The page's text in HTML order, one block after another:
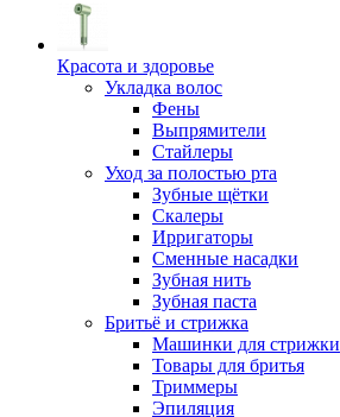
Красота и здоровье
Укладка волос
Фены
Выпрямители
Стайлеры
Уход за полостью рта
Зубные щётки
Скалеры
Ирригаторы
Сменные насадки
Зубная нить
Зубная паста
Бритьё и стрижка
Машинки для стрижки
Товары для бритья
Триммеры
Эпиляция